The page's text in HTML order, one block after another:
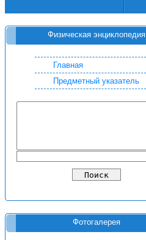
Физическая энциклопедия
Главная
Предметный указатель
Фотогалерея